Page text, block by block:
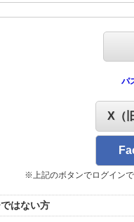
パ
X（
※上記のボタンでログイン
はない方